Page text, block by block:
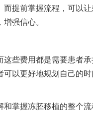
提前掌握流程，可以
强信心。
些费用都是需要患者
以更好地规划自己的时
掌握冻胚移植的整个